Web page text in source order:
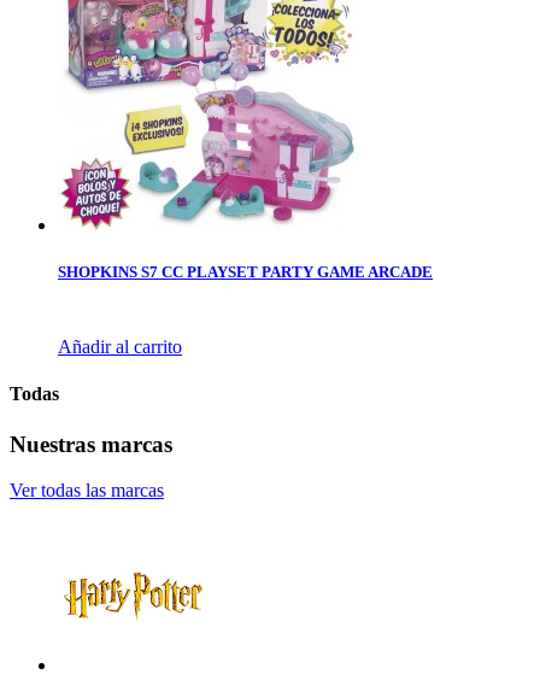
SHOPKINS S7 CC PLAYSET PARTY GAME ARCADE
Añadir al carrito
Todas
Nuestras marcas
Ver todas las marcas